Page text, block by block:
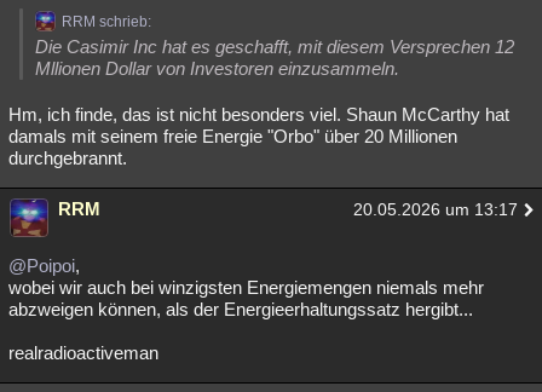
Philosophie Träume
Astronomie Helpdesk Gruppen Gaming
Musik Clash Verbesserungen Allmystery English
Übersichten
Besucht
Lesenswert
RRM schrieb:
Die Casimir Inc hat es geschafft, mit diesem Versprechen 12
Mllionen Dollar von Investoren einzusammeln.
Hm, ich finde, das ist nicht besonders viel. Shaun McCarthy hat
damals mit seinem freie Energie "Orbo" über 20 Millionen
durchgebrannt.
RRM 20.05.2026 um 13:17
@Poipoi,
wobei wir auch bei winzigsten Energiemengen niemals mehr
abzweigen können, als der Energieerhaltungssatz hergibt...
realradioactiveman